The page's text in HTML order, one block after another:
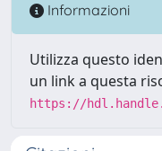
Informazioni
Utilizza questo
un link a questa
https://